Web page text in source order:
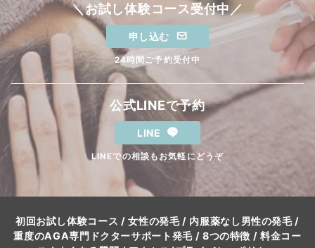
＼お試し体験コース受付中／
申し込む
24時間ご予約受付中
公式LINEで予約
LINE
LINEでの相談もお気軽にどうぞ
初回お試し体験コース /女性の発毛/ 内服薬なし男性の発毛/
重度のAGA専門ドクターサポート発毛/ 8つの特徴 / 料金コー